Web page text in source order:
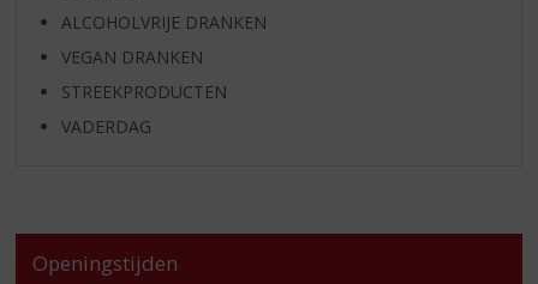
ALCOHOLVRIJE DRANKEN
VEGAN DRANKEN
STREEKPRODUCTEN
VADERDAG
Openingstijden